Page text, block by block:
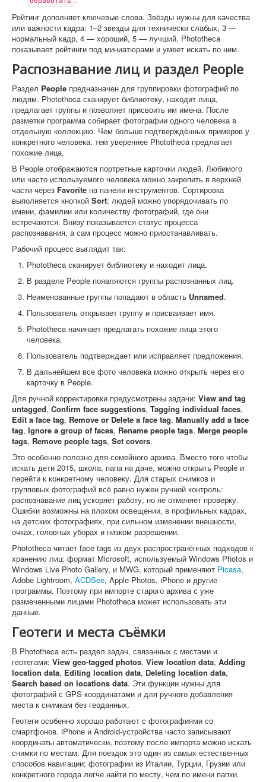
Рейтинг дополняет ключевые слова. Звёзды нужны для качества
или важности кадра: 1–2 звезды для технически слабых, 3 —
нормальный кадр, 4 — хороший, 5 — лучший. Phototheca
показывает рейтинги под миниатюрами и умеет искать по ним.
Распознавание лиц и раздел People
Раздел People предназначен для группировки фотографий по
людям. Phototheca сканирует библиотеку, находит лица,
предлагает группы и позволяет присвоить им имена. После
разметки программа собирает фотографии одного человека в
отдельную коллекцию. Чем больше подтверждённых примеров у
конкретного человека, тем увереннее Phototheca предлагает
похожие лица.
В People отображаются портретные карточки людей. Любимого
или часто используемого человека можно закрепить в верхней
части через Favorite на панели инструментов. Сортировка
выполняется кнопкой Sort: людей можно упорядочивать по
имени, фамилии или количеству фотографий, где они
встречаются. Внизу показывается статус процесса
распознавания, а сам процесс можно приостанавливать.
Рабочий процесс выглядит так:
Phototheca сканирует библиотеку и находит лица.
В разделе People появляются группы распознанных лиц.
Неименованные группы попадают в область Unnamed.
Пользователь открывает группу и присваивает имя.
Phototheca начинает предлагать похожие лица этого
человека.
Пользователь подтверждает или исправляет предложения.
В дальнейшем все фото человека можно открыть через его
карточку в People.
Для ручной корректировки предусмотрены задачи: View and tag
untagged, Confirm face suggestions, Tagging individual faces,
Edit a face tag, Remove or Delete a face tag, Manually add a face
tag, Ignore a group of faces, Rename people tags, Merge people
tags, Remove people tags, Set covers.
Это особенно полезно для семейного архива. Вместо того чтобы
искать дети 2015, школа, папа на даче, можно открыть People и
перейти к конкретному человеку. Для старых снимков и
групповых фотографий всё равно нужен ручной контроль:
распознавание лиц ускоряет работу, но не отменяет проверку.
Ошибки возможны на плохом освещении, в профильных кадрах,
на детских фотографиях, при сильном изменении внешности,
очках, головных уборах и низком разрешении.
Phototheca читает face tags из двух распространённых подходов к
хранению лиц: формат Microsoft, используемый Windows Photos и
Windows Live Photo Gallery, и MWG, который применяют Picasa,
Adobe Lightroom, ACDSee, Apple Photos, iPhone и другие
программы. Поэтому при импорте старого архива с уже
размеченными лицами Phototheca может использовать эти
данные.
Геотеги и места съёмки
В Phototheca есть раздел задач, связанных с местами и
геотегами: View geo-tagged photos, View location data, Adding
location data, Editing location data, Deleting location data,
Search based on locations data. Эти функции нужны для
фотографий с GPS-координатами и для ручного добавления
места к снимкам без геоданных.
Геотеги особенно хорошо работают с фотографиями со
смартфонов. iPhone и Android-устройства часто записывают
координаты автоматически, поэтому после импорта можно искать
снимки по местам. Для поездок это один из самых естественных
способов навигации: фотографии из Италии, Турции, Грузии или
конкретного города легче найти по месту, чем по имени папки.